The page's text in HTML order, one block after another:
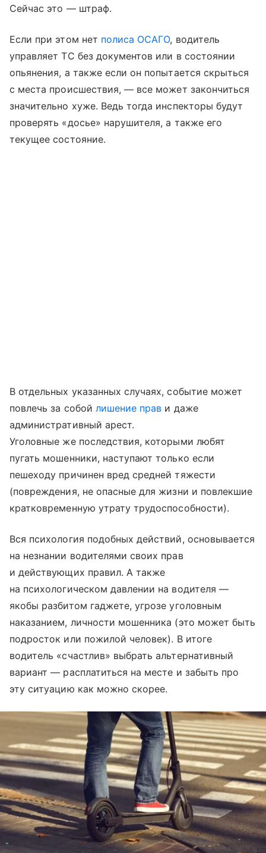
Сейчас это — штраф.
Если при этом нет полиса ОСАГО, водитель
управляет ТС без документов или в состоянии
опьянения, а также если он попытается скрыться
с места происшествия, — все может закончиться
значительно хуже. Ведь тогда инспекторы будут
проверять «досье» нарушителя, а также его
текущее состояние.
В отдельных указанных случаях, событие может
повлечь за собой лишение прав и даже
административный арест.
Уголовные же последствия, которыми любят
пугать мошенники, наступают только если
пешеходу причинен вред средней тяжести
(повреждения, не опасные для жизни и повлекшие
кратковременную утрату трудоспособности).
Вся психология подобных действий, основывается
на незнании водителями своих прав
и действующих правил. А также
на психологическом давлении на водителя —
якобы разбитом гаджете, угрозе уголовным
наказанием, личности мошенника (это может быть
подросток или пожилой человек). В итоге
водитель «счастлив» выбрать альтернативный
вариант — расплатиться на месте и забыть про
эту ситуацию как можно скорее.